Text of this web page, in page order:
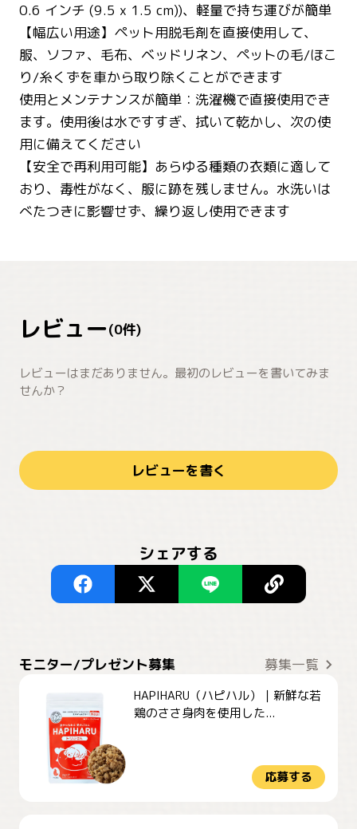
0.6 インチ (9.5 x 1.5 cm))、軽量で持ち運びが簡単
【幅広い用途】ペット用脱毛剤を直接使用して、
服、ソファ、毛布、ベッドリネン、ペットの毛/ほこ
り/糸くずを車から取り除くことができます
使用とメンテナンスが簡単：洗濯機で直接使用でき
ます。使用後は水ですすぎ、拭いて乾かし、次の使
用に備えてください
【安全で再利用可能】あらゆる種類の衣類に適して
おり、毒性がなく、服に跡を残しません。水洗いは
べたつきに影響せず、繰り返し使用できます
レビュー(0件)
レビューはまだありません。最初のレビューを書いてみま
せんか？
レビューを書く
シェアする
モニター/プレゼント募集 募集一覧
HAPIHARU（ハピハル）｜新鮮な若
鶏のささ身肉を使用した...
応募する